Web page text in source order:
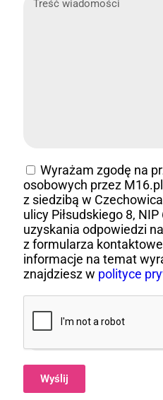
Wyrażam zgodę na
osobowych przez
z siedzibą w
ulicy Piłsudskiego 8,
uzyskania odpowiedzi
z formularza
informacje na temat
znajdziesz w polityce
Wyślij